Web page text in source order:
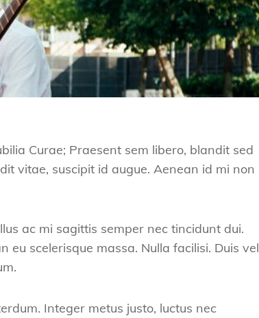
Curae; Praesent sem libero, blandit sed
vitae, suscipit id augue. Aenean id mi non
ac mi sagittis semper nec tincidunt dui.
scelerisque massa. Nulla facilisi. Duis vel
Integer metus justo, luctus nec